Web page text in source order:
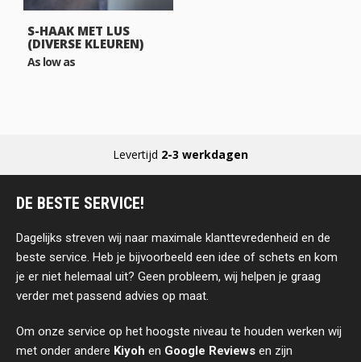
S-HAAK MET LUS
(DIVERSE KLEUREN)
As low as
Levertijd 2-3 werkdagen
DE BESTE SERVICE!
Dagelijks streven wij naar maximale klanttevredenheid en de
beste service. Heb je bijvoorbeeld een idee of schets en kom
je er niet helemaal uit? Geen probleem, wij helpen je graag
verder met passend advies op maat.
Om onze service op het hoogste niveau te houden werken wij
met onder andere Kiyoh en Google Reviews en zijn